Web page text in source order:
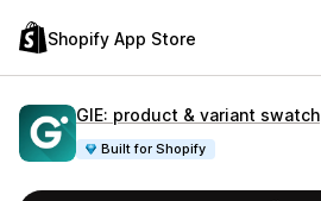
Shopify App Store
GIE: product & variant swatch
Built for Shopify